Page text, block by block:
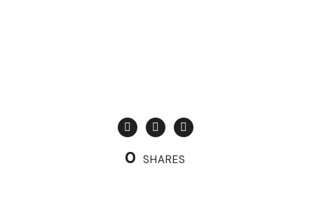
0 SHARES